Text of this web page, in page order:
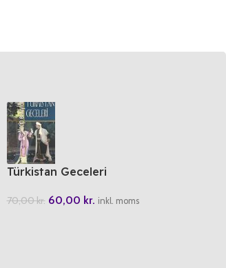
Türkistan Geceleri
70,00kr. 60,00 kr. inkl. moms